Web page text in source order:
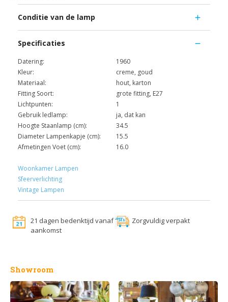
Conditie van de lamp
Specificaties
Datering:
1960
Kleur:
creme, goud
Materiaal:
hout, karton
Fitting Soort:
grote fitting, E27
Lichtpunten:
1
Gebruik ledlamp:
ja, dat kan
Hoogte Staanlamp (cm):
34.5
Diameter Lampenkapje (cm):
15.5
Afmetingen Voet (cm):
16.0
Woonkamer Lampen
Sfeerverlichting
Vintage Lampen
21 dagen bedenktijd vanaf
aankomst
Zorgvuldig verpakt
Showroom